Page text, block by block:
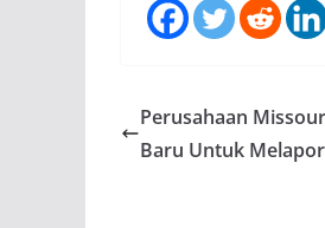
Perusahaan
Baru Untuk